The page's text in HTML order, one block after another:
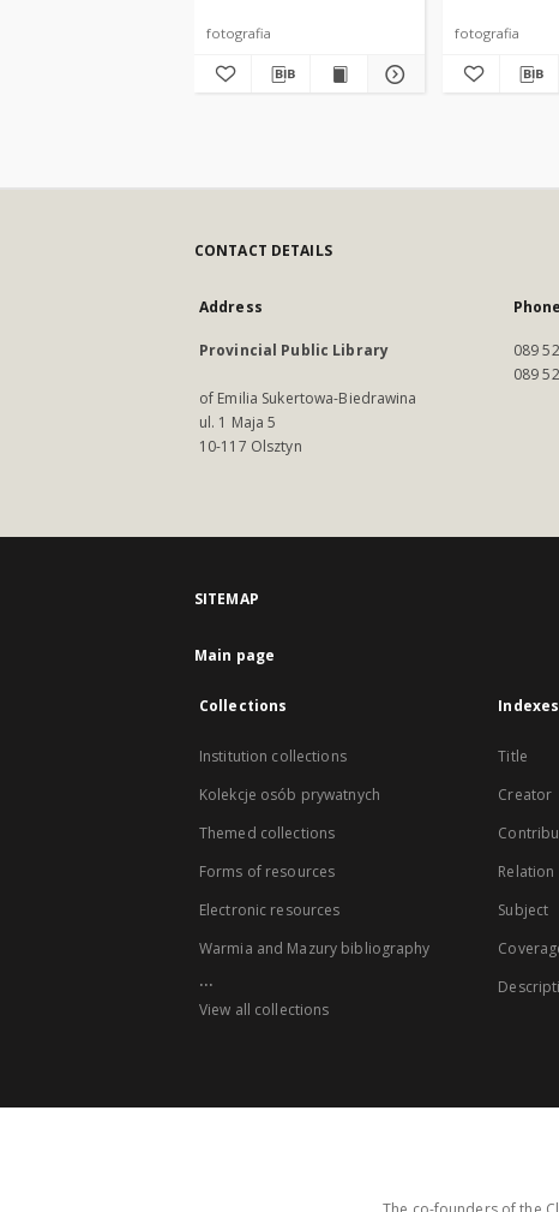
fotografia fotografia
CONTACT DETAILS
Address
Provincial Public Library
of Emilia Sukertowa-Biedrawina
ul. 1 Maja 5
10-117 Olsztyn
Phone
089
089
SITEMAP
Main page
Collections
Institution collections
Kolekcje osób prywatnych
Themed collections
Forms of resources
Electronic resources
Warmia and Mazury bibliography
...
View all collections
Indexes
Title
Creator
Relation
Subject